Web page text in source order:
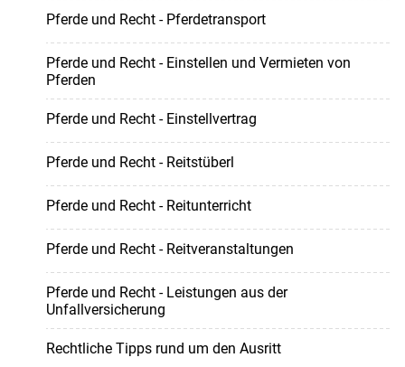
Pferde und Recht - Pferdetransport
Pferde und Recht - Einstellen und Vermieten von
Pferden
Pferde und Recht - Einstellvertrag
Pferde und Recht - Reitstüberl
Pferde und Recht - Reitunterricht
Pferde und Recht - Reitveranstaltungen
Pferde und Recht - Leistungen aus der
Unfallversicherung
Rechtliche Tipps rund um den Ausritt